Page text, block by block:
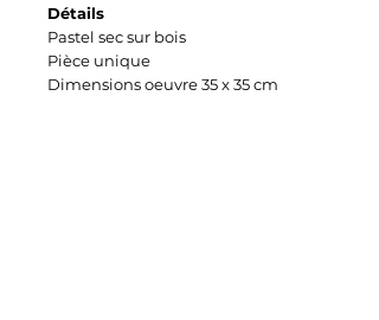
Détails
Pastel sec sur bois
Pièce unique
Dimensions oeuvre 35 x 35 cm